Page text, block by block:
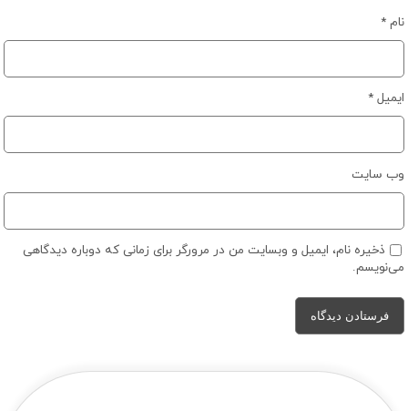
نام*
ایمیل*
وب‌ سایت
ذخیره نام، ایمیل و وبسایت من در مرورگر برای زمانی که دوباره دیدگاهی
می‌نویسم.